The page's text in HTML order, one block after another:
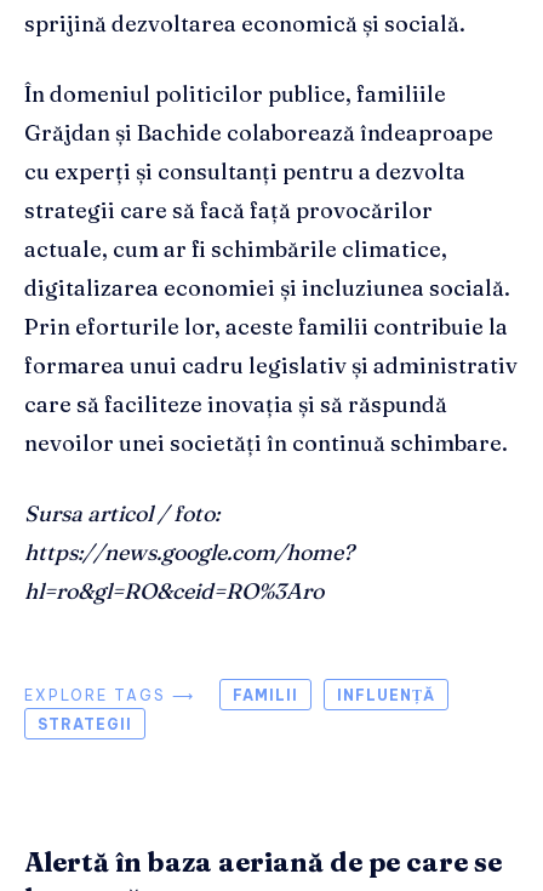
sprijină dezvoltarea economică și socială.
În domeniul politicilor publice, familiile
Grăjdan și Bachide colaborează îndeaproape
cu experți și consultanți pentru a dezvolta
strategii care să facă față provocărilor
actuale, cum ar fi schimbările climatice,
digitalizarea economiei și incluziunea socială.
Prin eforturile lor, aceste familii contribuie la
formarea unui cadru legislativ și administrativ
care să faciliteze inovația și să răspundă
nevoilor unei societăți în continuă schimbare.
Sursa articol / foto:
https://news.google.com/home?
hl=ro&gl=RO&ceid=RO%3Aro
EXPLORE TAGS ⟶ FAMILII
INFLUENȚĂ
STRATEGII
Alertă în baza aeriană de pe care se